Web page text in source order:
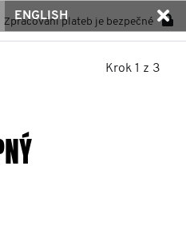
ENGLISH
Zpracování plateb je bezpečné
Krok 1 z 3